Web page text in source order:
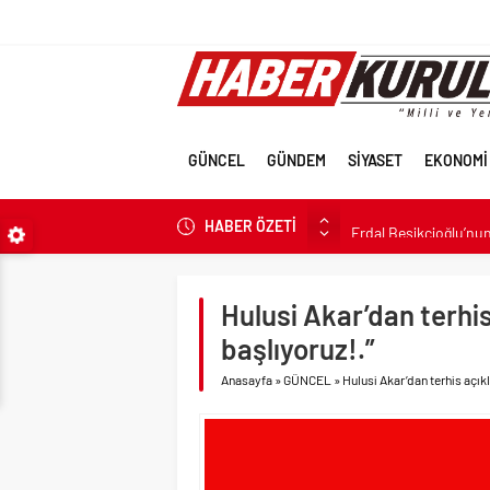
GÜNCEL GÜNDEM SİYASET EKONOMİ
HABER ÖZETİ
Erdal
İran’a güç
Terörsüz Türkiye
Veli Ağbaba’nın
Sevgilisine “Ben
LGS tercih sonuçları
Hulusi Akar’dan
başlıyoruz!.”
Anasayfa »GÜNCEL » Hulusi Akar’dan terhis